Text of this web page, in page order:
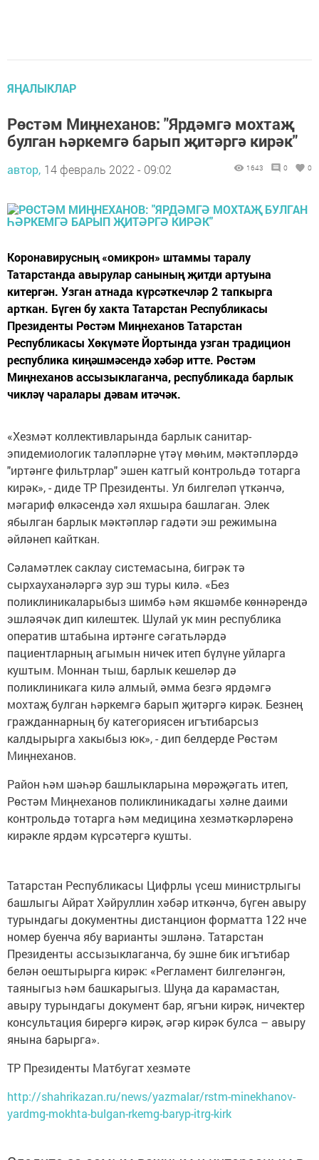
ЯҢАЛЫКЛАР
Рөстәм Миңнеханов: "Ярдәмгә мохтаҗ
булган һәркемгә барып җитәргә кирәк"
автор, 14 февраль 2022 - 09:02 1643 0 0
Коронавирусның «омикрон» штаммы таралу
Татарстанда авырулар санының җитди артуына
китергән. Узган атнада күрсәткечләр 2 тапкырга
арткан. Бүген бу хакта Татарстан Республикасы
Президенты Рөстәм Миңнеханов Татарстан
Республикасы Хөкүмәте Йортында узган традицион
республика киңәшмәсендә хәбәр итте. Рөстәм
Миңнеханов ассызыклаганча, республикада барлык
чикләү чаралары дәвам итәчәк.
«Хезмәт коллективларында барлык санитар-
эпидемиологик таләпләрне үтәү мөһим, мәктәпләрдә
"иртәнге фильтрлар" эшен катгый контрольдә тотарга
кирәк», - диде ТР Президенты. Ул билгеләп үткәнчә,
мәгариф өлкәсендә хәл яхшыра башлаган. Элек
ябылган барлык мәктәпләр гадәти эш режимына
әйләнеп кайткан.
Сәламәтлек саклау системасына, бигрәк тә
сырхауханәләргә зур эш туры килә. «Без
поликлиникаларыбыз шимбә һәм якшәмбе көннәрендә
эшләячәк дип килештек. Шулай ук мин республика
оператив штабына иртәнге сәгатьләрдә
пациентларның агымын ничек итеп бүлүне уйларга
куштым. Моннан тыш, барлык кешеләр дә
поликлиникага килә алмый, әмма безгә ярдәмгә
мохтаҗ булган һәркемгә барып җитәргә кирәк. Безнең
гражданнарның бу категориясен игътибарсыз
калдырырга хакыбыз юк», - дип белдерде Рөстәм
Миңнеханов.
Район һәм шәһәр башлыкларына мөрәҗәгать итеп,
Рөстәм Миңнеханов поликлиникадагы хәлне даими
контрольдә тотарга һәм медицина хезмәткәрләренә
кирәкле ярдәм күрсәтергә кушты.
Татарстан Республикасы Цифрлы үсеш министрлыгы
башлыгы Айрат Хәйруллин хәбәр иткәнчә, бүген авыру
турындагы документны дистанцион форматта 122 нче
номер буенча ябу варианты эшләнә. Татарстан
Президенты ассызыклаганча, бу эшне бик игътибар
белән оештырырга кирәк: «Регламент билгеләнгән,
таяныгыз һәм башкарыгыз. Шуңа да карамастан,
авыру турындагы документ бар, ягъни кирәк, ничектер
консультация бирергә кирәк, әгәр кирәк булса – авыру
янына барырга».
ТР Президенты Матбугат хезмәте
http://shahrikazan.ru/news/yazmalar/rstm-minekhanov-
yardmg-mokhta-bulgan-rkemg-baryp-itrg-kirk